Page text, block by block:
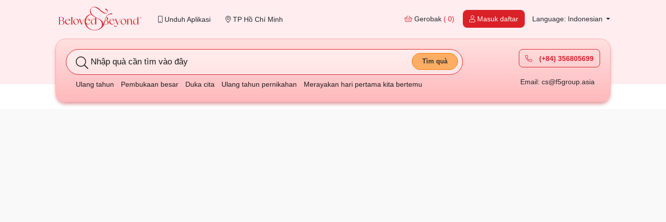
Unduh Aplikasi TP Hồ Chí Minh Gerobak ( 0) Masuk daftar Language: Indonesian
Nhập quà cần tìm vào đây Tìm quà
Ulang tahun Pembukaan besar Duka cita Ulang tahun pernikahan Merayakan hari pertama kita bertemu
(+84) 356805699
Email: cs@f5group.asia